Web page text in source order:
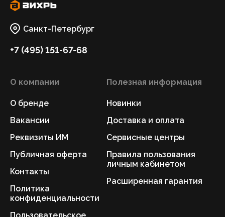
Санкт-Петербург
+7 (495) 151-67-68
О компании
О бренде
Вакансии
Реквизиты ИМ
Публичная оферта
Контакты
Политика
конфиденциальности
Полезная информация
Новинки
Доставка и оплата
Сервисные центры
Правила пользования
личным кабинетом
Расширенная гарантия